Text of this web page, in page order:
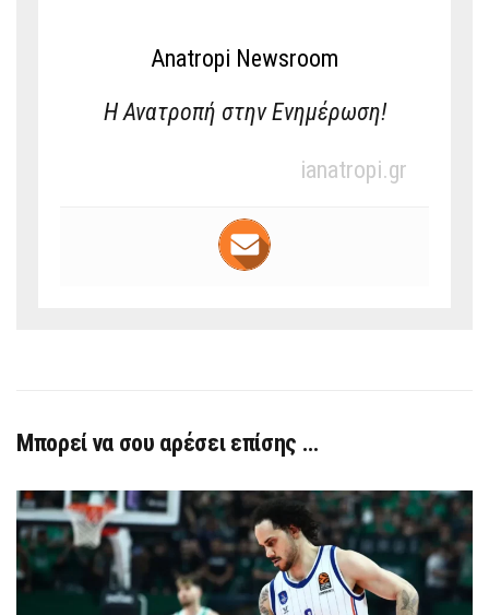
Anatropi Newsroom
Η Ανατροπή στην Ενημέρωση!
ianatropi.gr
Μπορεί να σου αρέσει επίσης …